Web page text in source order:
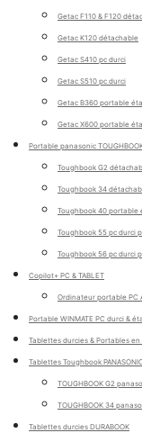
Getac F110 & F120
Getac K120 détachable
Getac S410 pc durci
Getac S510 pc durci
Getac B360 portable
Getac X600 portable
Portable panasonic
Toughbook G2
Toughbook 34
Toughbook 40 portable
Toughbook 55 pc durci
Toughbook 56 pc durci
Copilot+ PC & TABLET
Ordinateur portable PC
Portable WINMATE PC durci &
Tablettes durcies & Portables en
Tablettes Toughbook
TOUGHBOOK G2
TOUGHBOOK 34
Tablettes durcies DURABOOK